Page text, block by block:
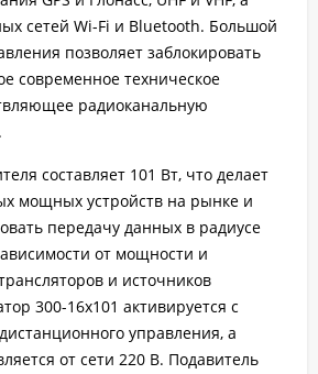
сетей Wi-Fi и Bluetooth. Большой
позволяет заблокировать
современное техническое
радиоканальную
составляет 101 Вт, что делает
мощных устройств на рынке и
передачу данных в радиусе
от мощности и
и источников
300-16х101 активируется с
управления, а
от сети 220 В. Подавитель